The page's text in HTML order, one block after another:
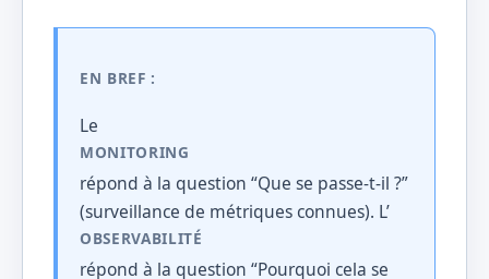
EN BREF :
Le
MONITORING
répond à la question “Que se passe-t-il ?”
(surveillance de métriques connues). L’
OBSERVABILITÉ
répond à la question “Pourquoi cela se